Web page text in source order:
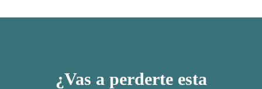
¿Vas a perderte esta